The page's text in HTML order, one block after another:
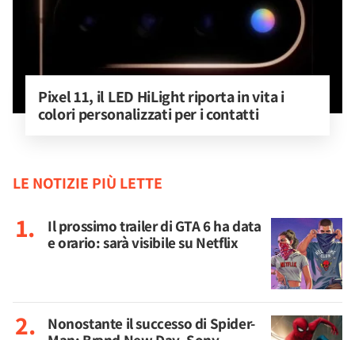
Pixel 11, il LED HiLight riporta in vita i
colori personalizzati per i contatti
LE NOTIZIE PIÙ LETTE
Il prossimo trailer di GTA 6 ha data
e orario: sarà visibile su Netflix
Nonostante il successo di Spider-